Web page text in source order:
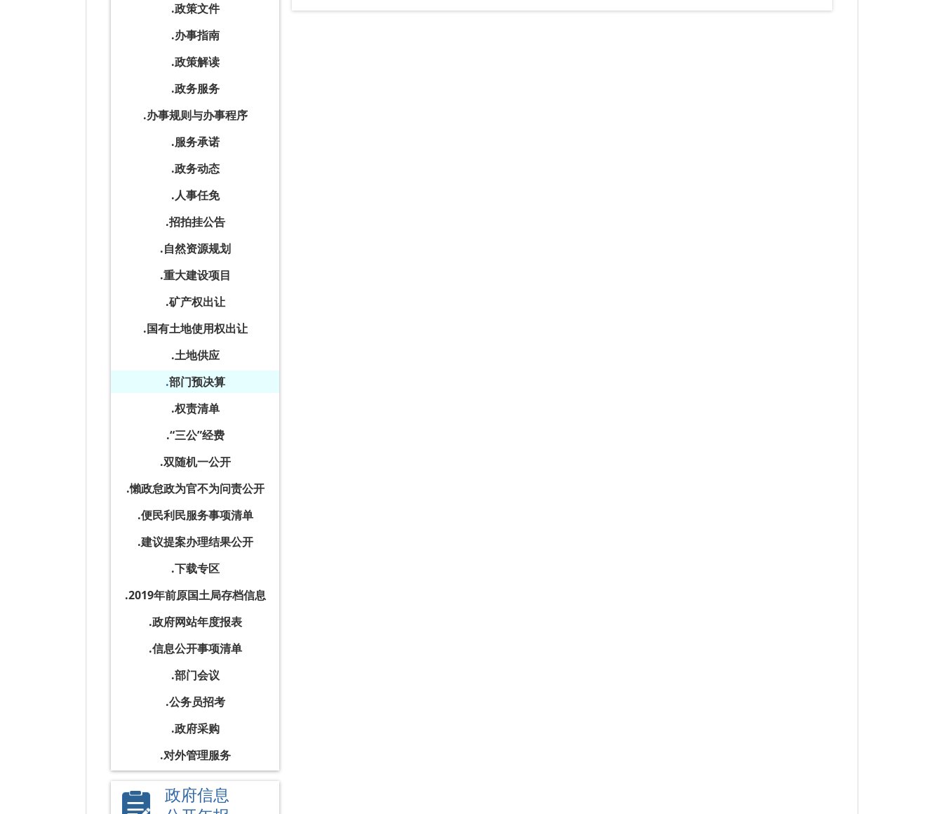
政策文件
办事指南
政策解读
政务服务
办事规则与办事程序
服务承诺
政务动态
人事任免
招拍挂公告
自然资源规划
重大建设项目
矿产权出让
国有土地使用权出让
土地供应
部门预决算
权责清单
“三公”经费
双随机一公开
懶政怠政为官不为问责公开
便民利民服务事项清单
建议提案办理结果公开
下载专区
2019年前原国土局存档信息
政府网站年度报表
信息公开事项清单
部门会议
公务员招考
政府采购
对外管理服务
政府信息